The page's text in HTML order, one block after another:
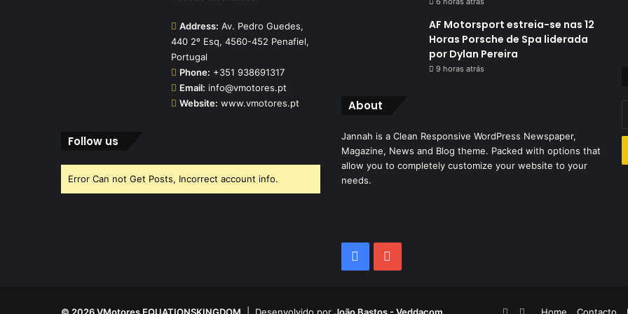
Address: Av. Pedro Guedes,
440 2º Esq, 4560-452 Penafiel,
Portugal
Phone: +351 938691317
Email: info@vmotores.pt
Website: www.vmotores.pt
Follow us
Error Can not Get Posts, Incorrect account info.
AF Motorsport estreia-se nas 12
Horas Porsche de Spa liderada
por Dylan Pereira
9 horas atrás
About
Jannah is a Clean Responsive WordPress Newspaper,
Magazine, News and Blog theme. Packed with options that
allow you to completely customize your website to your
needs.
Facebook
© 2026 VMotores EQUATIONSKINGDOM | Desenvolvido por João Bastos - Veddacom Home Contacto
Facebook
YouTube